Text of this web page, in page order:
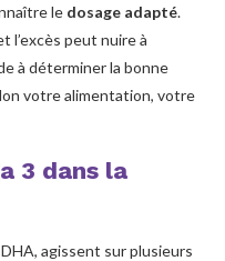
le dosage adapté.
l’excès peut nuire à
à déterminer la bonne
votre alimentation, votre
3 dans la
agissent sur plusieurs